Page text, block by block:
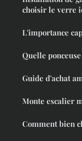
choisir le verre
L'importance
Quelle
Guide d'achat
Monte escalier
Comment bien